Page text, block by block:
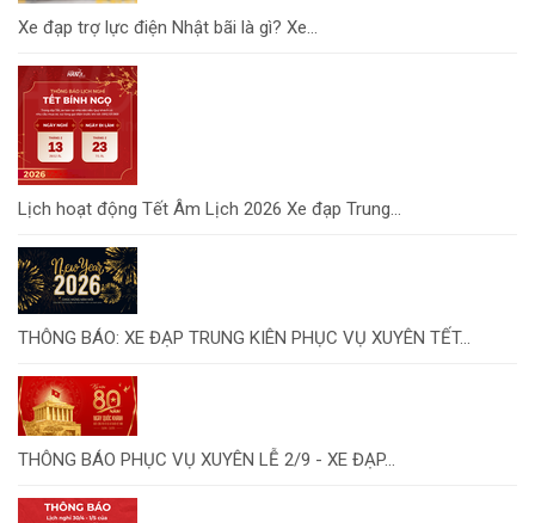
Xe đạp trợ lực điện Nhật bãi là gì? Xe...
Lịch hoạt động Tết Âm Lịch 2026 Xe đạp Trung...
THÔNG BÁO: XE ĐẠP TRUNG KIÊN PHỤC VỤ XUYÊN TẾT...
THÔNG BÁO PHỤC VỤ XUYÊN LỄ 2/9 - XE ĐẠP...